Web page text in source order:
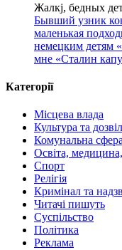
Жалкj, бедных
Бывший узник
маленькая
немецким детям
мне «Сталин
Категорії
Місцева влада
Культура та
Комунальна сфера
Освіта,
Спорт
Релігія
Кримінал та
Читачі пишуть
Суспільство
Політика
Реклама